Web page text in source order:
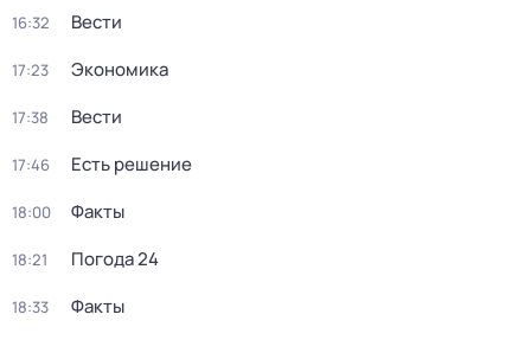
16:32 Вести
17:23 Экономика
17:38 Вести
17:46 Есть решение
18:00 Факты
18:21 Погода 24
18:33 Факты